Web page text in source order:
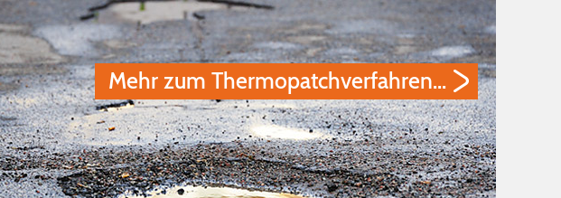
Mehr zum Thermopatchverfahren...